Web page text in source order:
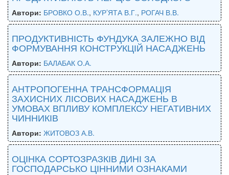
Автори: БРОВКО О.В., КУР’ЯТА В.Г., РОГАЧ В.В.
ПРОДУКТИВНІСТЬ ФУНДУКА ЗАЛЕЖНО ВІД
ФОРМУВАННЯ КОНСТРУКЦІЙ НАСАДЖЕНЬ
Автори: БАЛАБАК О.А.
АНТРОПОГЕННА ТРАНСФОРМАЦІЯ
ЗАХИСНИХ ЛІСОВИХ НАСАДЖЕНЬ В
УМОВАХ ВПЛИВУ КОМПЛЕКСУ НЕГАТИВНИХ
ЧИННИКІВ
Автори: ЖИТОВОЗ А.В.
ОЦІНКА СОРТОЗРАЗКІВ ДИНІ ЗА
ГОСПОДАРСЬКО ЦІННИМИ ОЗНАКАМИ